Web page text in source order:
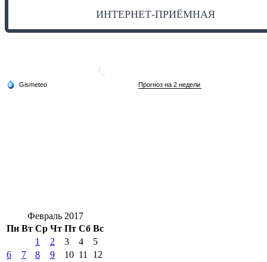
ИНТЕРНЕТ-ПРИЁМНАЯ
Февраль 2017
Пн Вт Ср Чт Пт Сб Вс
1
2 3 4
5
6
7 8 9 10 11
12